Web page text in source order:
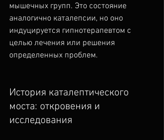
мышечных групп. Это состояние
аналогично каталепсии, но оно
индуцируется гипнотерапевтом с
целью лечения или решения
определенных проблем.
История каталептического
моста: откровения и
исследования